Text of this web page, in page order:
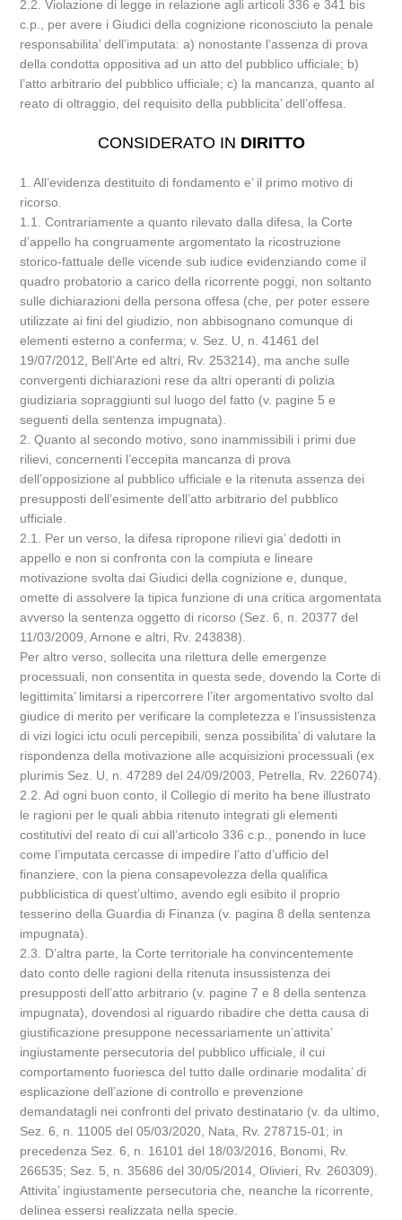
2.2. Violazione di legge in relazione agli articoli 336 e 341 bis
c.p., per avere i Giudici della cognizione riconosciuto la penale
responsabilita’ dell’imputata: a) nonostante l’assenza di prova
della condotta oppositiva ad un atto del pubblico ufficiale; b)
l’atto arbitrario del pubblico ufficiale; c) la mancanza, quanto al
reato di oltraggio, del requisito della pubblicita’ dell’offesa.
CONSIDERATO IN DIRITTO
1. All’evidenza destituito di fondamento e’ il primo motivo di
ricorso.
1.1. Contrariamente a quanto rilevato dalla difesa, la Corte
d’appello ha congruamente argomentato la ricostruzione
storico-fattuale delle vicende sub iudice evidenziando come il
quadro probatorio a carico della ricorrente poggi, non soltanto
sulle dichiarazioni della persona offesa (che, per poter essere
utilizzate ai fini del giudizio, non abbisognano comunque di
elementi esterno a conferma; v. Sez. U, n. 41461 del
19/07/2012, Bell’Arte ed altri, Rv. 253214), ma anche sulle
convergenti dichiarazioni rese da altri operanti di polizia
giudiziaria sopraggiunti sul luogo del fatto (v. pagine 5 e
seguenti della sentenza impugnata).
2. Quanto al secondo motivo, sono inammissibili i primi due
rilievi, concernenti l’eccepita mancanza di prova
dell’opposizione al pubblico ufficiale e la ritenuta assenza dei
presupposti dell’esimente dell’atto arbitrario del pubblico
ufficiale.
2.1. Per un verso, la difesa ripropone rilievi gia’ dedotti in
appello e non si confronta con la compiuta e lineare
motivazione svolta dai Giudici della cognizione e, dunque,
omette di assolvere la tipica funzione di una critica argomentata
avverso la sentenza oggetto di ricorso (Sez. 6, n. 20377 del
11/03/2009, Arnone e altri, Rv. 243838).
Per altro verso, sollecita una rilettura delle emergenze
processuali, non consentita in questa sede, dovendo la Corte di
legittimita’ limitarsi a ripercorrere l’iter argomentativo svolto dal
giudice di merito per verificare la completezza e l’insussistenza
di vizi logici ictu oculi percepibili, senza possibilita’ di valutare la
rispondenza della motivazione alle acquisizioni processuali (ex
plurimis Sez. U, n. 47289 del 24/09/2003, Petrella, Rv. 226074).
2.2. Ad ogni buon conto, il Collegio di merito ha bene illustrato
le ragioni per le quali abbia ritenuto integrati gli elementi
costitutivi del reato di cui all’articolo 336 c.p., ponendo in luce
come l’imputata cercasse di impedire l’atto d’ufficio del
finanziere, con la piena consapevolezza della qualifica
pubblicistica di quest’ultimo, avendo egli esibito il proprio
tesserino della Guardia di Finanza (v. pagina 8 della sentenza
impugnata).
2.3. D’altra parte, la Corte territoriale ha convincentemente
dato conto delle ragioni della ritenuta insussistenza dei
presupposti dell’atto arbitrario (v. pagine 7 e 8 della sentenza
impugnata), dovendosi al riguardo ribadire che detta causa di
giustificazione presuppone necessariamente un’attivita’
ingiustamente persecutoria del pubblico ufficiale, il cui
comportamento fuoriesca del tutto dalle ordinarie modalita’ di
esplicazione dell’azione di controllo e prevenzione
demandatagli nei confronti del privato destinatario (v. da ultimo,
Sez. 6, n. 11005 del 05/03/2020, Nata, Rv. 278715-01; in
precedenza Sez. 6, n. 16101 del 18/03/2016, Bonomi, Rv.
266535; Sez. 5, n. 35686 del 30/05/2014, Olivieri, Rv. 260309).
Attivita’ ingiustamente persecutoria che, neanche la ricorrente,
delinea essersi realizzata nella specie.